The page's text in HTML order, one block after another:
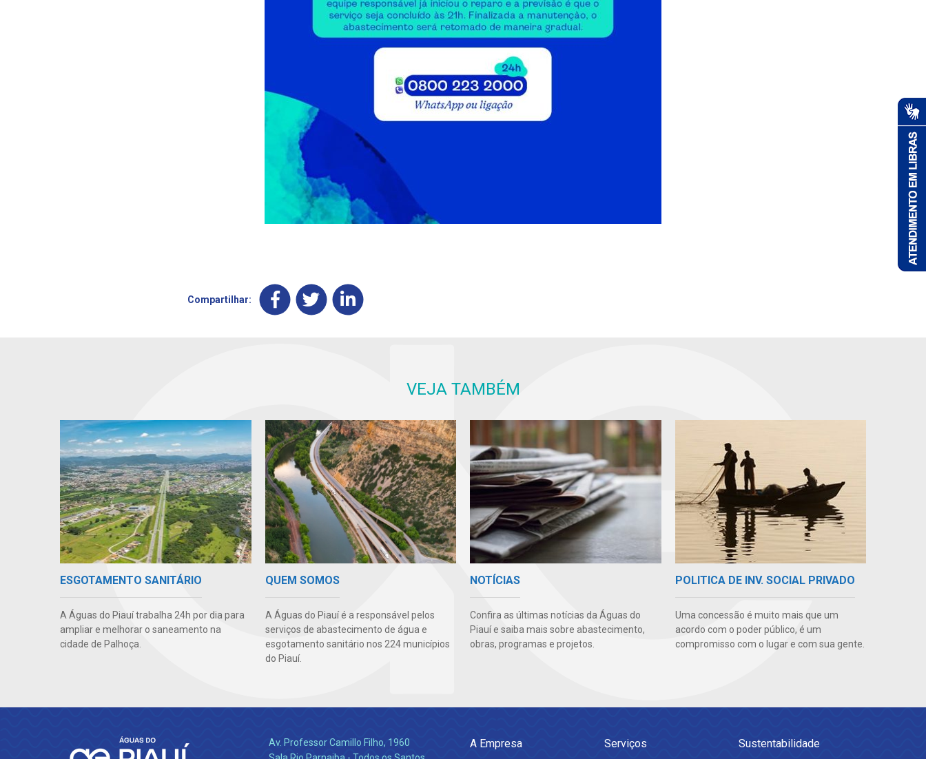
Compartilhar:
VEJA TAMBÉM
ESGOTAMENTO SANITÁRIO
A Águas do Piauí trabalha 24h por dia para
ampliar e melhorar o saneamento na
cidade de Palhoça.
QUEM SOMOS
A Águas do Piauí é a responsável pelos
serviços de abastecimento de água e
esgotamento sanitário nos 224 municípios
do Piauí.
NOTÍCIAS
Confira as últimas notícias da Águas do
Piauí e saiba mais sobre abastecimento,
obras, programas e projetos.
POLITICA DE INV. SOCIAL PRIVADO
Uma concessão é muito mais que um
acordo com o poder público, é um
compromisso com o lugar e com sua gente.
Av. Professor Camillo Filho, 1960
A Empresa Serviços Sustentabilidade